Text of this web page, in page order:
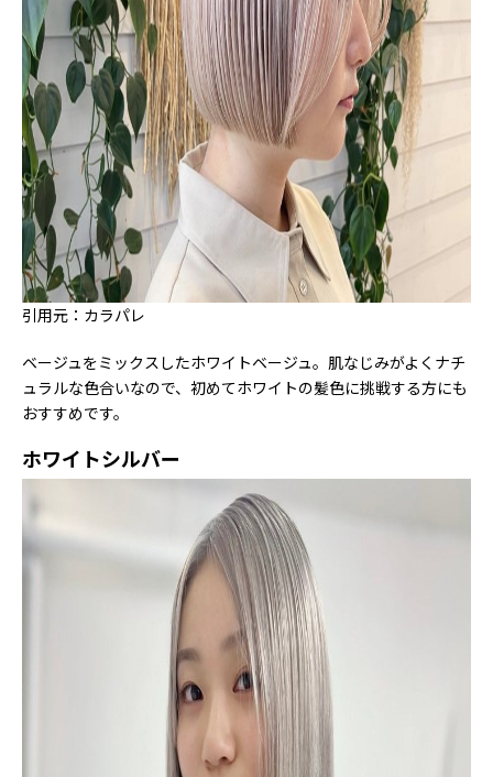
引用元：カラパレ
ベージュをミックスしたホワイトベージュ。肌なじみがよくナチ
ュラルな色合いなので、初めてホワイトの髪色に挑戦する方にも
おすすめです。
ホワイトシルバー